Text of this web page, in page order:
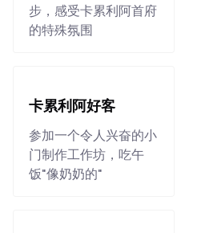
步，感受卡累利阿首府
的特殊氛围
卡累利阿好客
参加一个令人兴奋的小
门制作工作坊，吃午
饭"像奶奶的"